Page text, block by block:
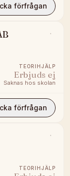
förfrågan
TEORIHJÄLP
Erbjuds ej
Saknas hos skolan
förfrågan
TEORIHJÄLP